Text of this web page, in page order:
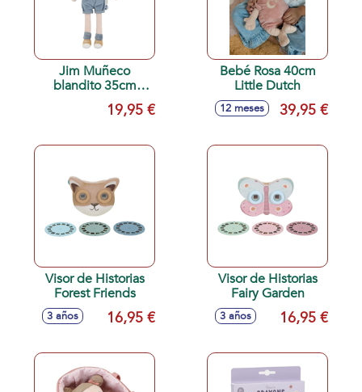
Jim Muñeco
blandito 35cm
Little Dutch19,95 €
Bebé Rosa 40cm
Little Dutch
12 meses 39,95 €
Visor de Historias
Forest Friends
3 años 16,95 €
Visor de Historias
Fairy Garden
3 años 16,95 €